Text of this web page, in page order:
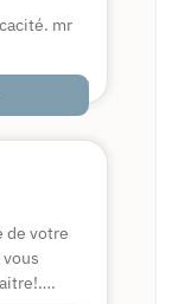
mr
de votre